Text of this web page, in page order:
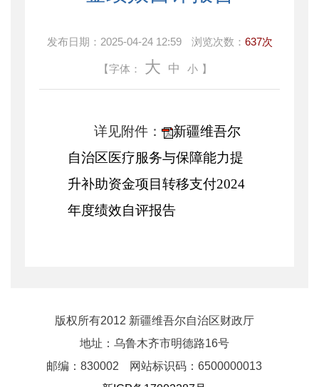
发布日期： 2025-04-24 12:59 浏览次数： 637次
【字体： 大 中 小 】
详见附件：
新疆维吾尔
自治区医疗服务与保障能力提
升补助资金项目转移支付2024
年度绩效自评报告
版权所有2012 新疆维吾尔自治区财政厅
地址：乌鲁木齐市明德路16号
邮编：830002
网站标识码：6500000013